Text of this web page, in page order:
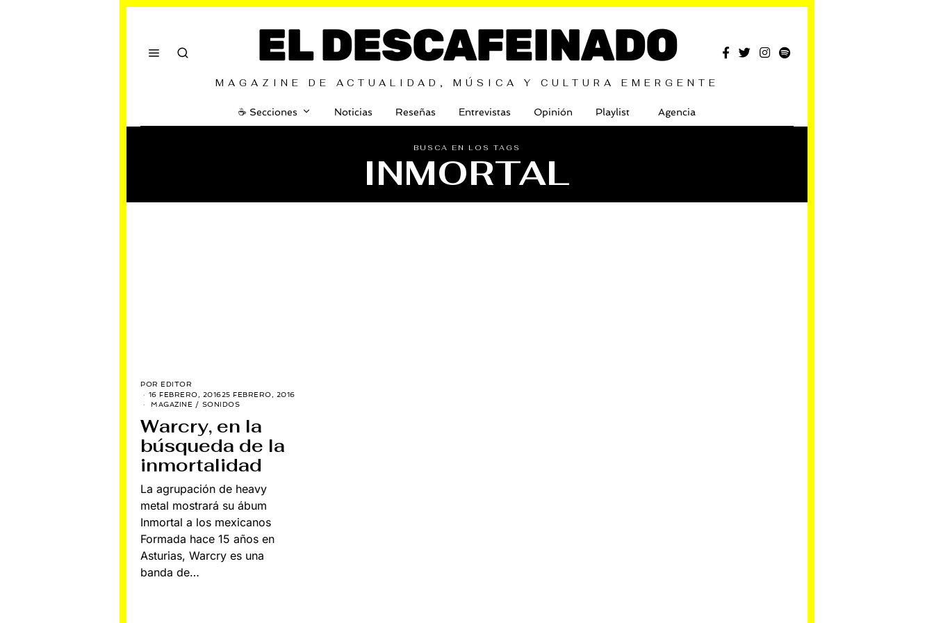
EL DESCAFEINADO
MAGAZINE DE ACTUALIDAD, MÚSICA Y CULTURA EMERGENTE
☕️ Secciones Noticias Reseñas Entrevistas Opinión Playlist Agencia
BUSCA EN LOS TAGS
INMORTAL
POR EDITOR
16 FEBRERO, 201625 FEBRERO, 2016
MAGAZINE / SONIDOS
Warcry, en la
búsqueda de la
inmortalidad
La agrupación de heavy
metal mostrará su ábum
Inmortal a los mexicanos
Formada hace 15 años en
Asturias, Warcry es una
banda de…